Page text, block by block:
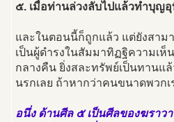
๕. เมื่อท่านล่วงลับไปแล้วทำบุญ
และในตอนนี้ก็ถูกแล้ว แต่ยังสาม
เป็นผู้ดำรงในสัมมาทิฏฐิความเ
กลางคืน ยิ่งสละทรัพย์เป็นทานแ
นรกเลย ถ้าหากว่าคนขนาดพวก
อนึ่ง ด้านศีล ๕ เป็นศีลของฆราว